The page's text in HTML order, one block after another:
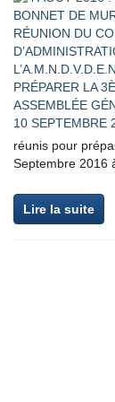
réunis pour
Septembre 2016
Lire la suite